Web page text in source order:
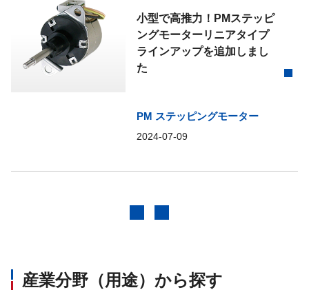
小型で高推力！PMステッピ
ングモーターリニアタイプ
ラインアップを追加しまし
た
PM ステッピングモーター
2024-07-09
産業分野（用途）から探す